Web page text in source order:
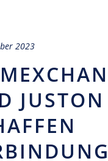
2023
JUSTON